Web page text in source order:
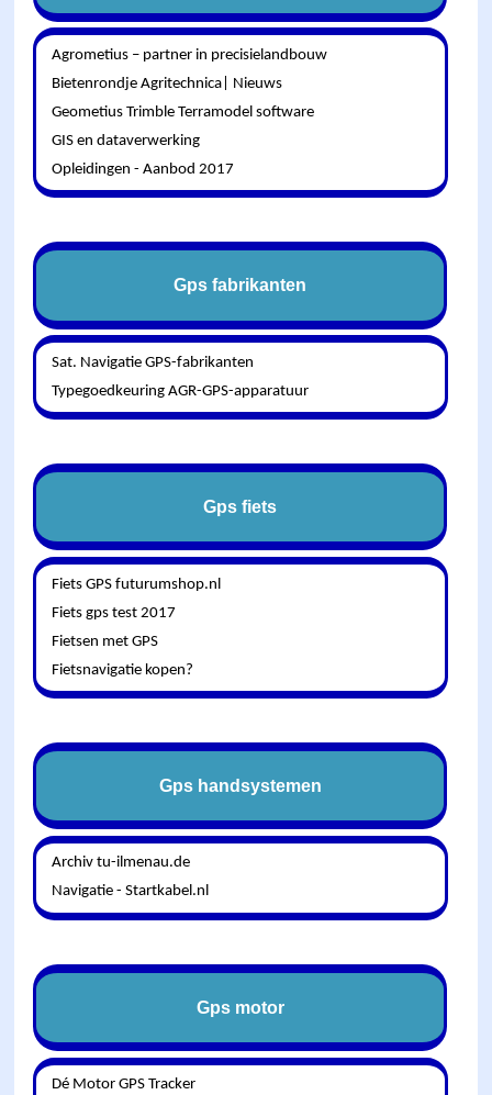
Agrometius – partner in precisielandbouw
Bietenrondje Agritechnica| Nieuws
Geometius Trimble Terramodel software
GIS en dataverwerking
Opleidingen - Aanbod 2017
Gps fabrikanten
Sat. Navigatie GPS-fabrikanten
Typegoedkeuring AGR-GPS-apparatuur
Gps fiets
Fiets GPS futurumshop.nl
Fiets gps test 2017
Fietsen met GPS
Fietsnavigatie kopen?
Gps handsystemen
Archiv tu-ilmenau.de
Navigatie - Startkabel.nl
Gps motor
Dé Motor GPS Tracker